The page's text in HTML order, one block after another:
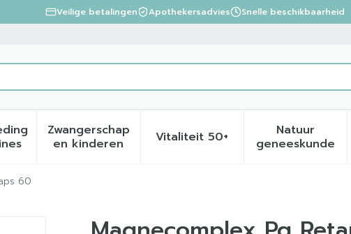
Veilige betalingen Apothekersadvies Snelle beschikbaarheid
verzorging en hygiëne categorie
submenu voor Dieet, voeding en vitamines categorie
Zwangerschap
en kinderenToon submenu voor Zwangerschap en
Vitaliteit 50+Toon submenu voor
Natuur
geneeskunde
Toon
60